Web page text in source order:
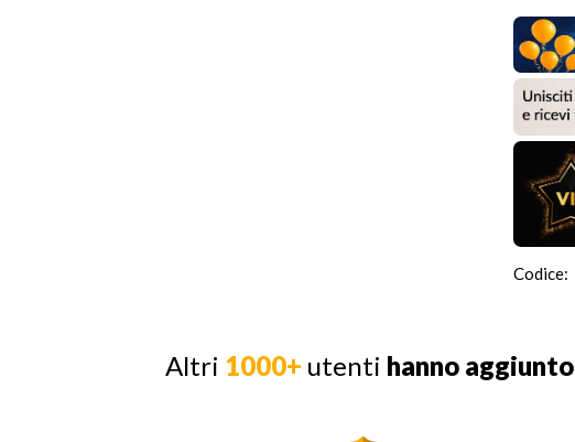
Codice:
Altri 1000+ utenti hanno aggiunto